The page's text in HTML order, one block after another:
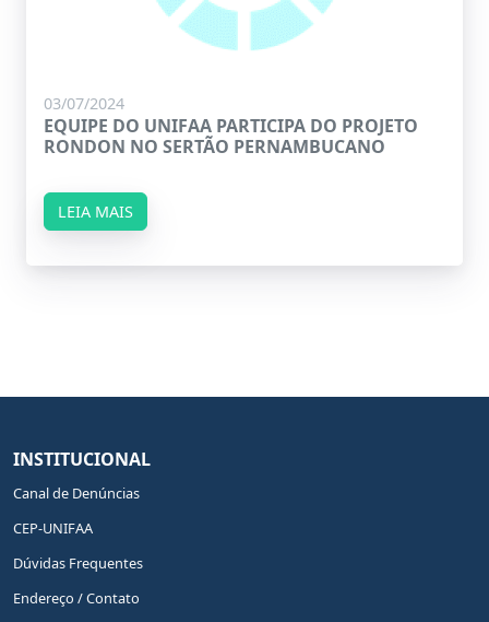
03/07/2024
EQUIPE DO UNIFAA PARTICIPA DO PROJETO
RONDON NO SERTÃO PERNAMBUCANO
LEIA MAIS
INSTITUCIONAL
Canal de Denúncias
CEP-UNIFAA
Dúvidas Frequentes
Endereço / Contato